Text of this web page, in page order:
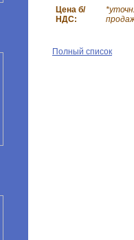
Цена б/
НДС:
Полный список